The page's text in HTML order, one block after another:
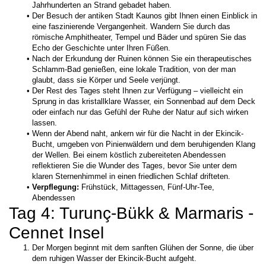
Jahrhunderten an Strand gebadet haben.
Der Besuch der antiken Stadt Kaunos gibt Ihnen einen Einblick in
eine faszinierende Vergangenheit. Wandern Sie durch das
römische Amphitheater, Tempel und Bäder und spüren Sie das
Echo der Geschichte unter Ihren Füßen.
Nach der Erkundung der Ruinen können Sie ein therapeutisches
Schlamm-Bad genießen, eine lokale Tradition, von der man
glaubt, dass sie Körper und Seele verjüngt.
Der Rest des Tages steht Ihnen zur Verfügung – vielleicht ein
Sprung in das kristallklare Wasser, ein Sonnenbad auf dem Deck
oder einfach nur das Gefühl der Ruhe der Natur auf sich wirken
lassen.
Wenn der Abend naht, ankern wir für die Nacht in der Ekincik-
Bucht, umgeben von Pinienwäldern und dem beruhigenden Klang
der Wellen. Bei einem köstlich zubereiteten Abendessen
reflektieren Sie die Wunder des Tages, bevor Sie unter dem
klaren Sternenhimmel in einen friedlichen Schlaf drifteten.
Verpflegung: Frühstück, Mittagessen, Fünf-Uhr-Tee,
Abendessen
Tag 4: Turunç-Bükk & Marmaris -
Cennet Insel
Der Morgen beginnt mit dem sanften Glühen der Sonne, die über
dem ruhigen Wasser der Ekincik-Bucht aufgeht.